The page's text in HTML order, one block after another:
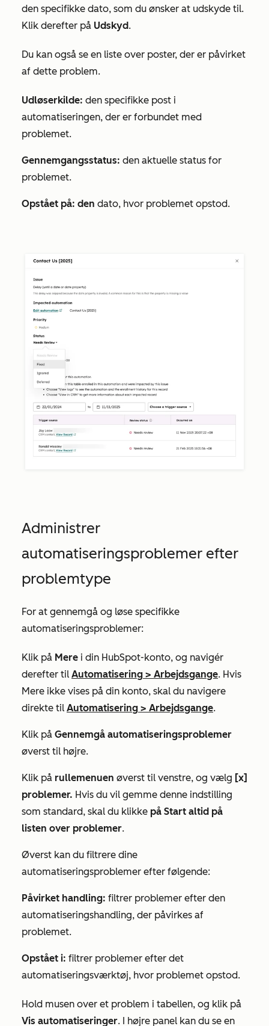
den specifikke dato, som du ønsker at udskyde til.
Klik derefter på Udskyd.
Du kan også se en liste over poster, der er påvirket
af dette problem.
Udløserkilde: den specifikke post i
automatiseringen, der er forbundet med
problemet.
Gennemgangsstatus: den aktuelle status for
problemet.
Opstået på: den dato, hvor problemet opstod.
Administrer
automatiseringsproblemer efter
problemtype
For at gennemgå og løse specifikke
automatiseringsproblemer:
Klik på Mere i din HubSpot-konto, og navigér
derefter til Automatisering > Arbejdsgange. Hvis
Mere ikke vises på din konto, skal du navigere
direkte til Automatisering > Arbejdsgange.
Klik på Gennemgå automatiseringsproblemer
øverst til højre.
Klik på rullemenuen øverst til venstre, og vælg [x]
problemer. Hvis du vil gemme denne indstilling
som standard, skal du klikke på Start altid på
listen over problemer.
Øverst kan du filtrere dine
automatiseringsproblemer efter følgende:
Påvirket handling: filtrer problemer efter den
automatiseringshandling, der påvirkes af
problemet.
Opstået i: filtrer problemer efter det
automatiseringsværktøj, hvor problemet opstod.
Hold musen over et problem i tabellen, og klik på
Vis automatiseringer. I højre panel kan du se en